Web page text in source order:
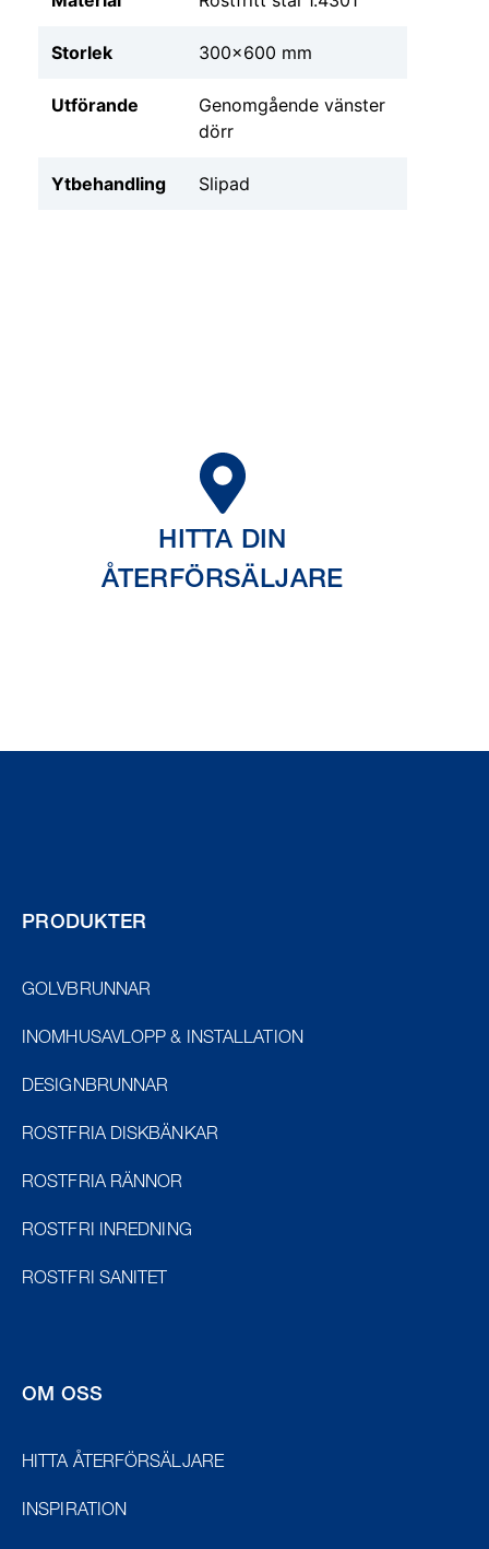
Storlek 300x600 mm
Utförande
Genomgående vänster
dörr
Ytbehandling Slipad
HITTA DIN
ÅTERFÖRSÄLJARE
PRODUKTER
GOLVBRUNNAR
INOMHUSAVLOPP & INSTALLATION
DESIGNBRUNNAR
ROSTFRIA DISKBÄNKAR
ROSTFRIA RÄNNOR
ROSTFRI INREDNING
ROSTFRI SANITET
OM OSS
HITTA ÅTERFÖRSÄLJARE
INSPIRATION